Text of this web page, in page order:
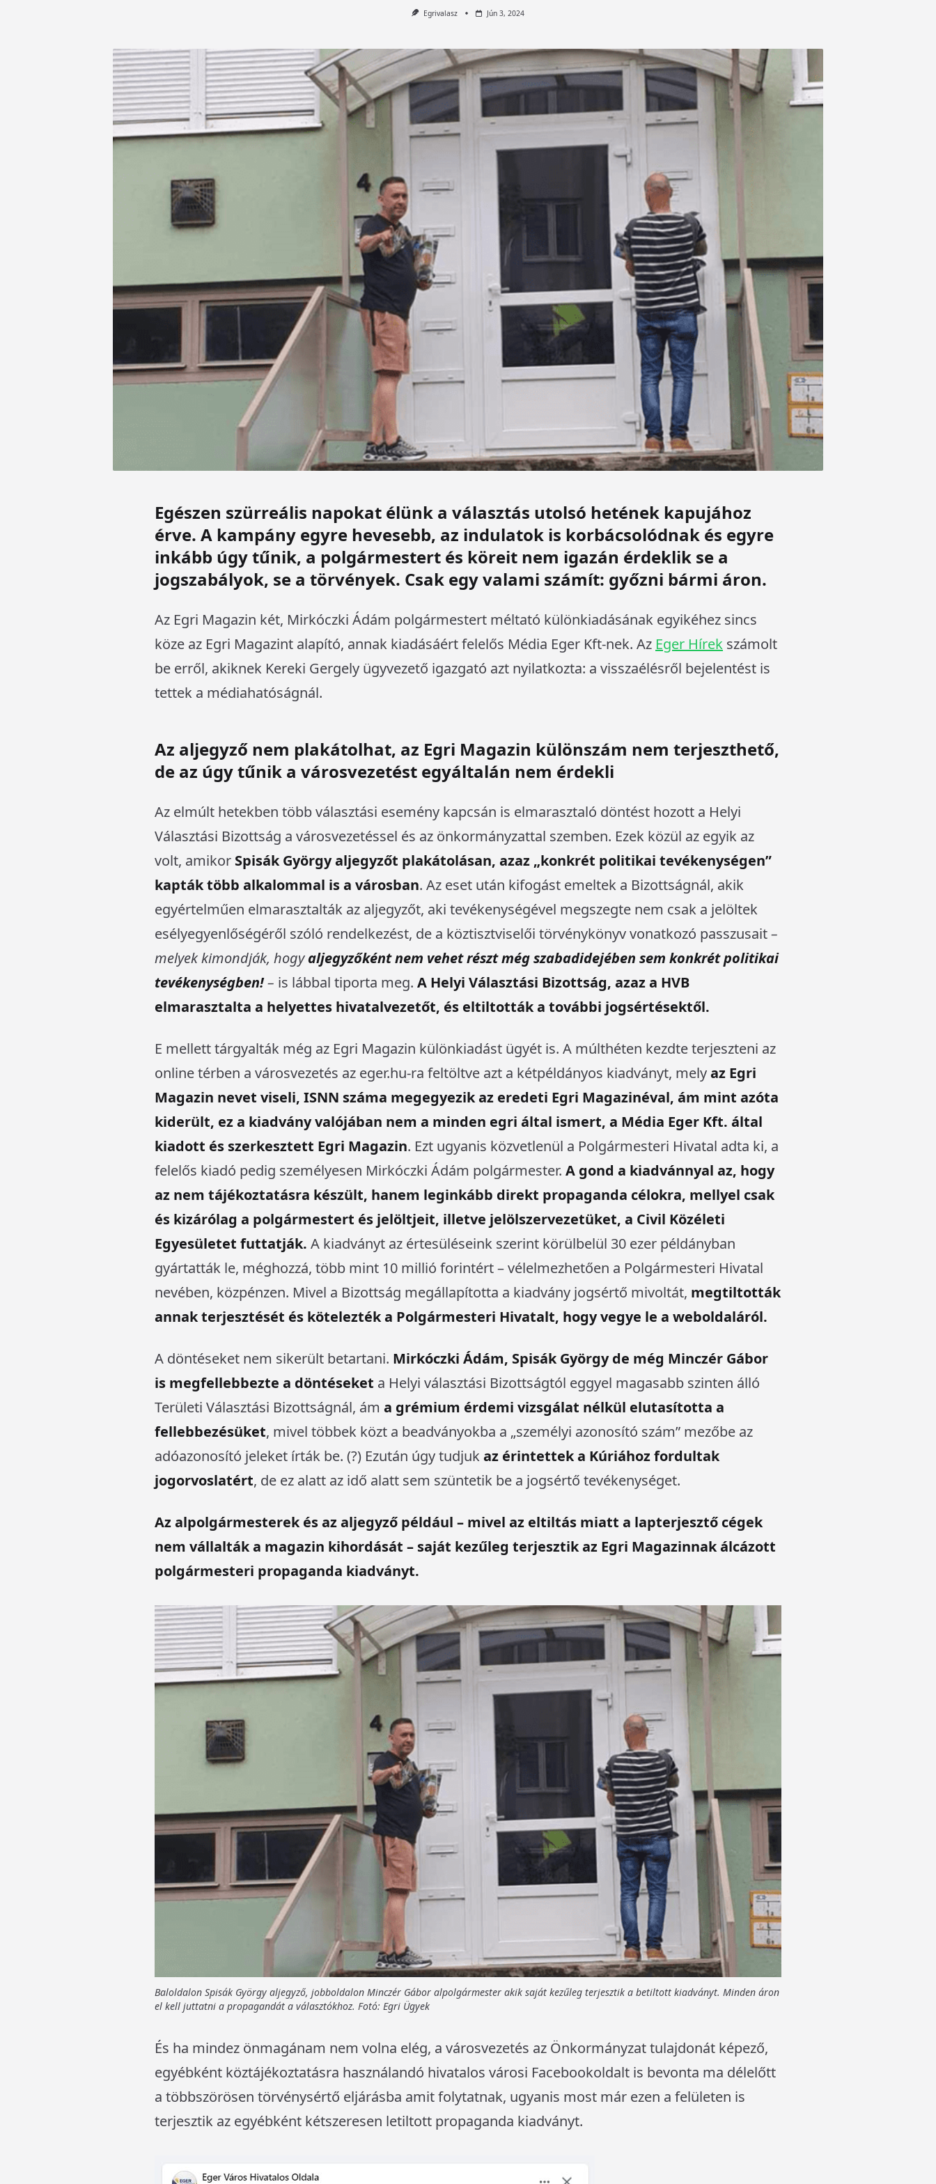
Egrivalasz Jún 3, 2024
Egészen szürreális napokat élünk a választás utolsó hetének kapujához
érve. A kampány egyre hevesebb, az indulatok is korbácsolódnak és egyre
inkább úgy tűnik, a polgármestert és köreit nem igazán érdeklik se a
jogszabályok, se a törvények. Csak egy valami számít: győzni bármi áron.
Az Egri Magazin két, Mirkóczki Ádám polgármestert méltató különkiadásának egyikéhez sincs
köze az Egri Magazint alapító, annak kiadásáért felelős Média Eger Kft-nek. Az Eger Hírek számolt
be erről, akiknek Kereki Gergely ügyvezető igazgató azt nyilatkozta: a visszaélésről bejelentést is
tettek a médiahatóságnál.
Az aljegyző nem plakátolhat, az Egri Magazin különszám nem terjeszthető,
de az úgy tűnik a városvezetést egyáltalán nem érdekli
Az elmúlt hetekben több választási esemény kapcsán is elmarasztaló döntést hozott a Helyi
Választási Bizottság a városvezetéssel és az önkormányzattal szemben. Ezek közül az egyik az
volt, amikor Spisák György aljegyzőt plakátolásan, azaz „konkrét politikai tevékenységen”
kapták több alkalommal is a városban. Az eset után kifogást emeltek a Bizottságnál, akik
egyértelműen elmarasztalták az aljegyzőt, aki tevékenységével megszegte nem csak a jelöltek
esélyegyenlőségéről szóló rendelkezést, de a köztisztviselői törvénykönyv vonatkozó passzusait–
melyek kimondják, hogyaljegyzőként nem vehet részt még szabadidejében sem konkrét politikai
tevékenységben!– is lábbal tiporta meg. A Helyi Választási Bizottság, azaz a HVB
elmarasztalta a helyettes hivatalvezetőt, és eltiltották a további jogsértésektől.
E mellett tárgyalták még az Egri Magazin különkiadást ügyét is. A múlthéten kezdte terjeszteni az
online térben a városvezetés az eger.hu-ra feltöltve azt a kétpéldányos kiadványt, melyaz Egri
Magazin nevet viseli, ISNN száma megegyezik az eredeti Egri Magazinéval, ám mint azóta
kiderült, ez a kiadvány valójában nem a minden egri által ismert, a Média Eger Kft. által
kiadott és szerkesztett Egri Magazin. Ezt ugyanis közvetlenül a Polgármesteri Hivatal adta ki, a
felelős kiadó pedig személyesen Mirkóczki Ádám polgármester. A gond a kiadvánnyal az, hogy
az nem tájékoztatásra készült, hanem leginkább direkt propaganda célokra, mellyel csak
és kizárólag a polgármestert és jelöltjeit, illetve jelölszervezetüket, a Civil Közéleti
Egyesületet futtatják. A kiadványt az értesüléseink szerint körülbelül 30 ezer példányban
gyártatták le, méghozzá, több mint 10 millió forintért – vélelmezhetően a Polgármesteri Hivatal
nevében, közpénzen. Mivel a Bizottság megállapította a kiadvány jogsértő mivoltát, megtiltották
annak terjesztését és kötelezték a Polgármesteri Hivatalt, hogy vegye le a weboldaláról.
A döntéseket nem sikerült betartani. Mirkóczki Ádám, Spisák György de még Minczér Gábor
is megfellebbezte a döntéseket a Helyi választási Bizottságtól eggyel magasabb szinten álló
Területi Választási Bizottságnál, ám a grémium érdemi vizsgálat nélkül elutasította a
fellebbezésüket, mivel többek közt a beadványokba a „személyi azonosító szám” mezőbe az
adóazonosító jeleket írták be. (?) Ezután úgy tudjukaz érintettek a Kúriához fordultak
jogorvoslatért, de ez alatt az idő alatt sem szüntetik be a jogsértő tevékenységet.
Az alpolgármesterek és az aljegyző például – mivel az eltiltás miatt a lapterjesztő cégek
nem vállalták a magazin kihordását – saját kezűleg terjesztik az Egri Magazinnak álcázott
polgármesteri propaganda kiadványt.
Baloldalon Spisák György aljegyző, jobboldalon Minczér Gábor alpolgármester akik saját kezűleg terjesztik a betiltott kiadványt. Minden áron
el kell juttatni a propagandát a választókhoz. Fotó: Egri Ügyek
És ha mindez önmagánam nem volna elég, a városvezetés az Önkormányzat tulajdonát képező,
egyébként köztájékoztatásra használandó hivatalos városi Facebookoldalt is bevonta ma délelőtt
a többszörösen törvénysértő eljárásba amit folytatnak, ugyanis most már ezen a felületen is
terjesztik az egyébként kétszeresen letiltott propaganda kiadványt.